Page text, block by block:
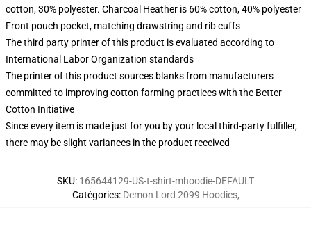
cotton, 30% polyester. Charcoal Heather is 60% cotton, 40% polyester
Front pouch pocket, matching drawstring and rib cuffs
The third party printer of this product is evaluated according to
International Labor Organization standards
The printer of this product sources blanks from manufacturers
committed to improving cotton farming practices with the Better
Cotton Initiative
Since every item is made just for you by your local third-party fulfiller,
there may be slight variances in the product received
SKU: 165644129-US-t-shirt-mhoodie-DEFAULT
Catégories: Demon Lord 2099 Hoodies,